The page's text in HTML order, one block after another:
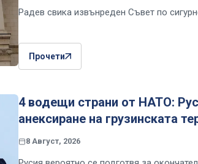
Радев свика извънреден Съвет по
Прочети
4 водещи страни от НАТО:
анексиране на грузинската
8 Август, 2026